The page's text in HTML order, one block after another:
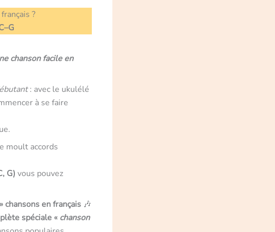
?
chanson facile en
: avec le ukulélé
à se faire
moult accords
G) vous pouvez
chansons en français 🎶
spéciale « chanson